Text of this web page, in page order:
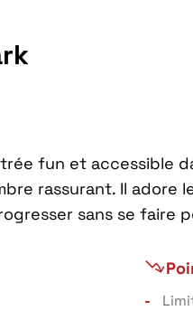
fun et accessible
rassurant. Il adore
sans se faire